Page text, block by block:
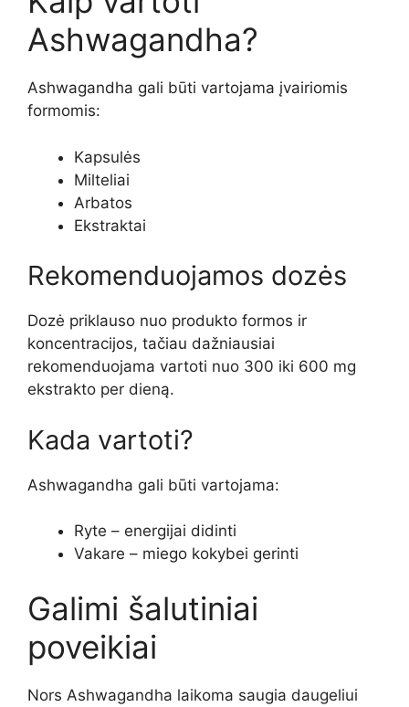
Ashwagandha?
Ashwagandha gali būti vartojama įvairiomis
formomis:
Kapsulės
Milteliai
Arbatos
Ekstraktai
Rekomenduojamos dozės
Dozė priklauso nuo produkto formos ir
koncentracijos, tačiau dažniausiai
rekomenduojama vartoti nuo 300 iki 600 mg
ekstrakto per dieną.
Kada vartoti?
Ashwagandha gali būti vartojama:
Ryte – energijai didinti
Vakare – miego kokybei gerinti
Galimi šalutiniai
poveikiai
Nors Ashwagandha laikoma saugia daugeliui